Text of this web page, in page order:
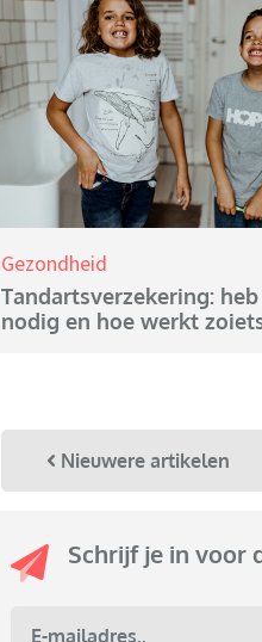
Gezondheid
Tandartsverzekering:
nodig en hoe werkt
Nieuwere artikelen
Schrijf je in voor